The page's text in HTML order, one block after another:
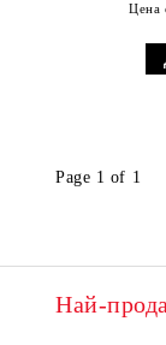
Цена
Page 1 of 1
Най-